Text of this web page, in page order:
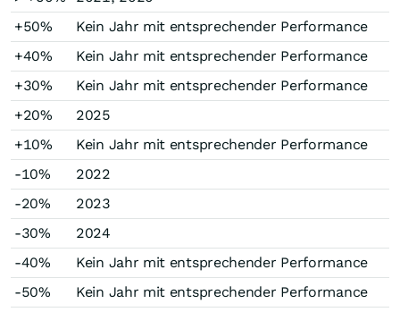
+50%
Kein Jahr mit entsprechender Performance
+40%
Kein Jahr mit entsprechender Performance
+30%
Kein Jahr mit entsprechender Performance
+20%
2025
+10%
Kein Jahr mit entsprechender Performance
-10%
2022
-20%
2023
-30%
2024
-40%
Kein Jahr mit entsprechender Performance
-50%
Kein Jahr mit entsprechender Performance